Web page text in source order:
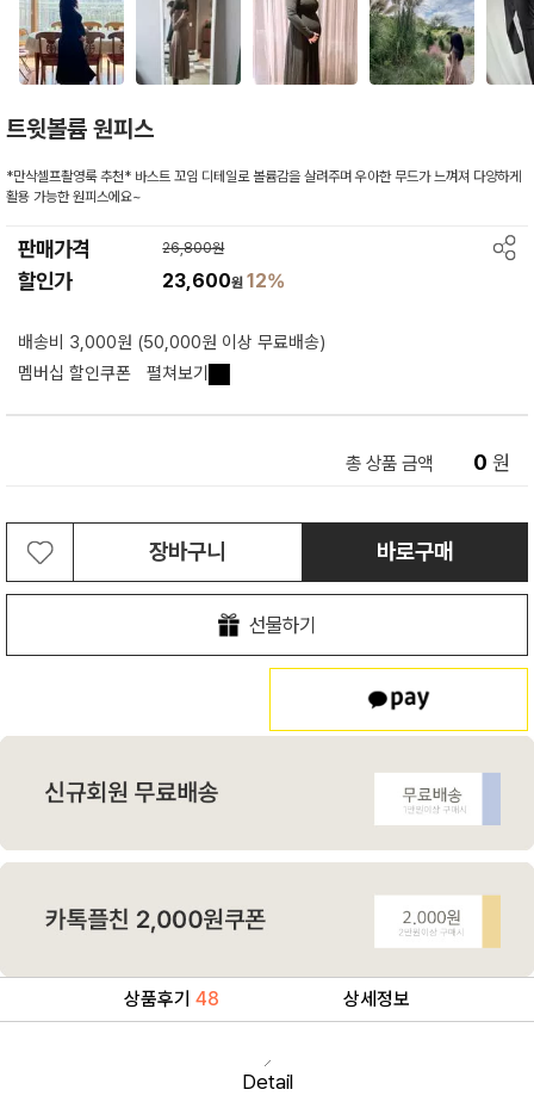
트윗볼륨 원피스
*만삭셀프촬영룩 추천* 바스트 꼬임 디테일로 볼륨감을 살려주며 우아한 무드가 느껴져 다양하게
활용 가능한 원피스에요~
판매가격 26,800원
할인가 23,600원12%
배송비 3,000원 (50,000원 이상 무료배송)
멤버십 할인쿠폰
펼쳐보기
총 상품 금액 0 원
장바구니 바로구매
선물하기
상품후기 48 상세정보
Detail